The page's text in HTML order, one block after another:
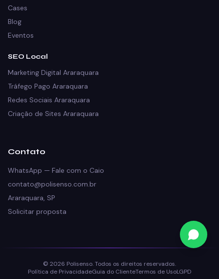
Cases
Blog
Eventos
SEO Local
Marketing Digital Araraquara
Tráfego Pago Araraquara
Redes Sociais Araraquara
Criação de Sites Araraquara
Contato
WhatsApp — Fale com o Caio
contato@polisenso.com.br
Araraquara, SP
Solicitar proposta
© 2026 Polisenso. Todos os direitos reservados.
Política de PrivacidadeGuia do ClienteTermos de UsoLGPD